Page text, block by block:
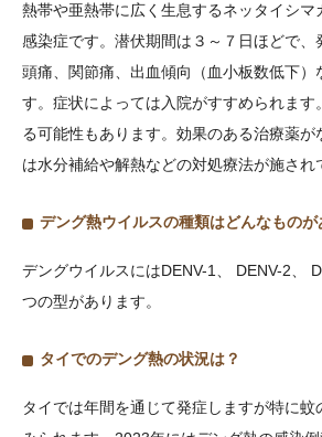
熱帯や亜熱帯に広く生息するネッタイシマ
感染症です。潜伏期間は３～７日ほどで、
頭痛、関節痛、出血傾向（血小板数低下）
す。症状によっては入院がすすめられます
る可能性もあります。効果のある治療薬が
は水分補給や解熱などの対処療法が施され
デング熱ウイルスの種類はどんなものが
デングウイルスにはDENV-1、 DENV-2、
つの型があります。
タイでのデング熱の状況は？
タイでは年間を通じて発症しますが特に蚊